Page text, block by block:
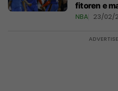
fitoren e
dy
NBA 23/02/